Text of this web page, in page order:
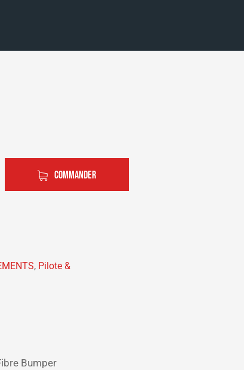
COMMANDER
, Pilote &
Bumper